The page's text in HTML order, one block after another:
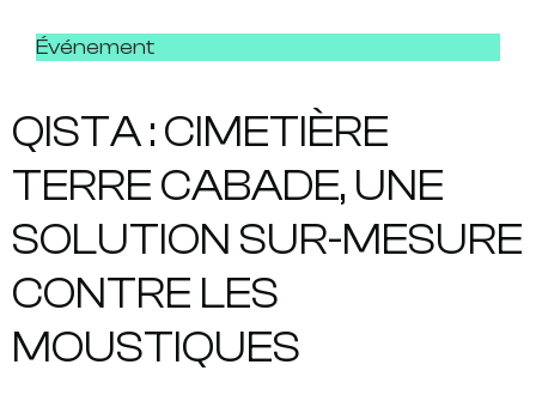
Événement
QISTA : CIMETIÈRE
TERRE CABADE, UNE
SOLUTION SUR-MESURE
CONTRE LES
MOUSTIQUES